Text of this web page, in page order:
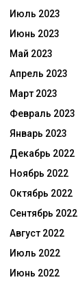
Июль 2023
Июнь 2023
Май 2023
Апрель 2023
Март 2023
Февраль 2023
Январь 2023
Декабрь 2022
Ноябрь 2022
Октябрь 2022
Сентябрь 2022
Август 2022
Июль 2022
Июнь 2022